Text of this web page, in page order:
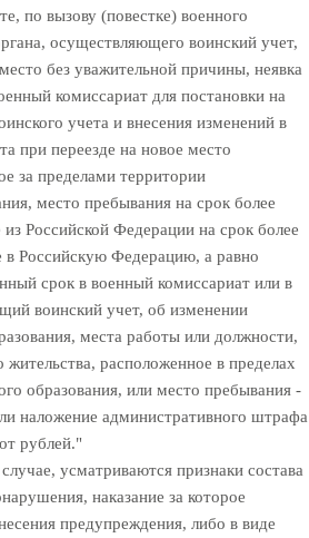
по вызову (повестке) военного
осуществляющего воинский учет,
без уважительной причины, неявка
комиссариат для постановки на
учета и внесения изменений в
при переезде на новое место
за пределами территории
место пребывания на срок более
Российской Федерации на срок более
в Российскую Федерацию, а равно
срок в военный комиссариат или в
воинский учет, об изменении
места работы или должности,
жительства, расположенное в пределах
образования, или место пребывания -
наложение административного штрафа
рублей."
усматриваются признаки состава
наказание за которое
предупреждения, либо в виде